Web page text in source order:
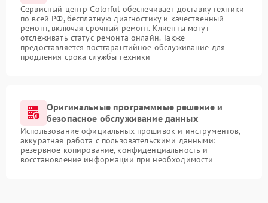
Сервисный центр Colorful обеспечивает доставку техники
по всей РФ, бесплатную диагностику и качественный
ремонт, включая срочный ремонт. Клиенты могут
отслеживать статус ремонта онлайн. Также
предоставляется постгарантийное обслуживание для
продления срока службы техники
Оригинальные программные решение и
безопасное обслуживание данных
Использование официальных прошивок и инструментов,
аккуратная работа с пользовательскими данными:
резервное копирование, конфиденциальность и
восстановление информации при необходимости